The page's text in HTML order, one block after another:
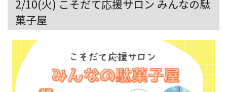
2/10(火) こそだて応援サロン みんなの駄
菓子屋